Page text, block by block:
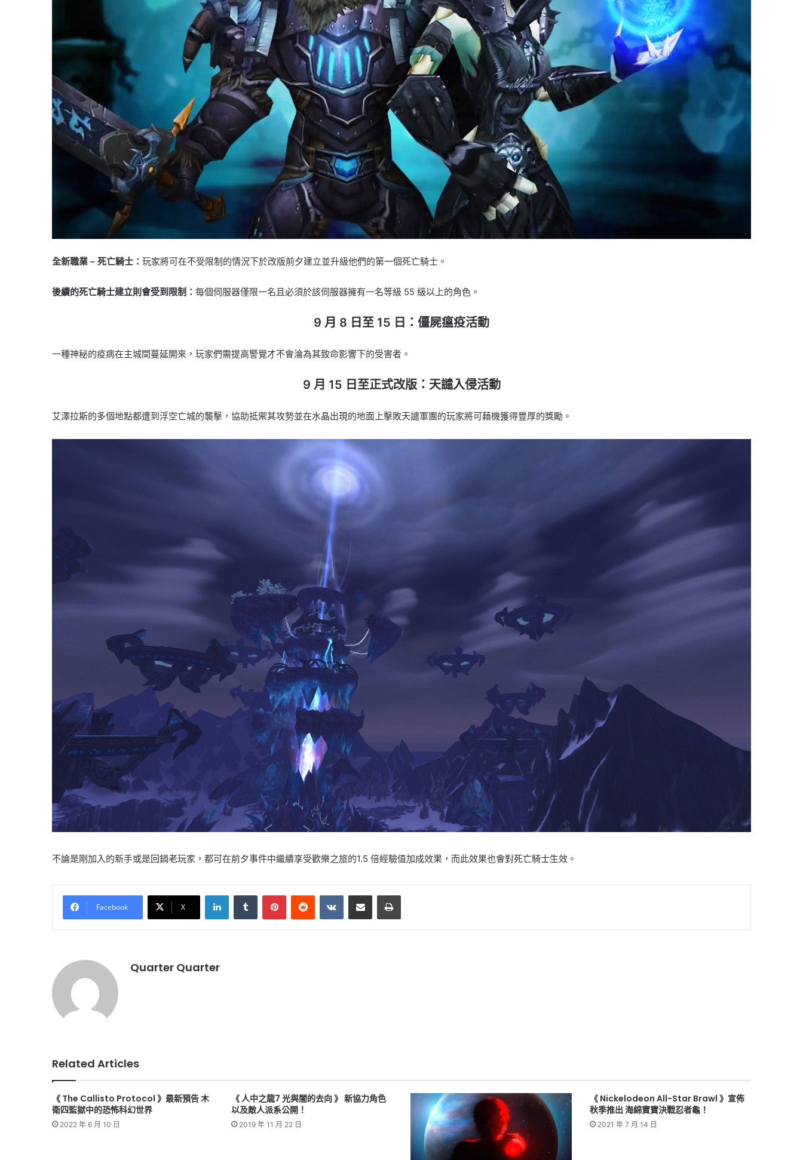
全新職業 – 死亡騎士： 玩家將可在不受限制的情況下於改版前夕建立並升級他們的第一個死亡騎士。
後續的死亡騎士建立則會受到限制： 每個伺服器僅限一名且必須於該伺服器擁有一名等級 55 級以上的角色。
9 月 8 日至 15 日：僵屍瘟疫活動
一種神秘的疫病在主城間蔓延開來，玩家們需提高警覺才不會淪為其致命影響下的受害者。
9 月 15 日至正式改版：天譴入侵活動
艾澤拉斯的多個地點都遭到浮空亡城的襲擊，協助抵禦其攻勢並在水晶出現的地面上擊敗天譴軍團的玩家將可藉機獲得豐厚的獎勵。
不論是剛加入的新手或是回鍋老玩家，都可在前夕事件中繼續享受歡樂之旅的1.5 倍經驗值加成效果，而此效果也會對死亡騎士生效。
Facebook X
LinkedInTumblr PinterestReddit VKontakteShare via Email Print
Quarter Quarter
Related Articles
《 The Callisto Protocol 》最新預告 木
衛四監獄中的恐怖科幻世界
2022 年 6 月 10 日
《 人中之龍7 光與闇的去向 》 新協力角色
以及敵人派系公開！
2019 年 11 月 22 日
《 Nickelodeon All-Star Brawl 》宣佈
秋季推出 海綿寶寶決戰忍者龜！
2021 年 7 月 14 日